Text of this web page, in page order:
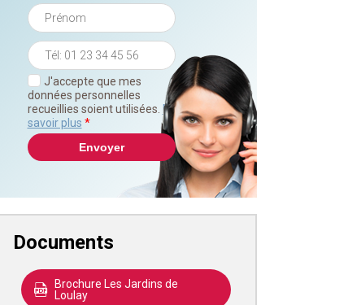
J'accepte que mes
données personnelles
recueillies soient utilisées. En
savoir plus *
Documents
Brochure Les Jardins de
Loulay